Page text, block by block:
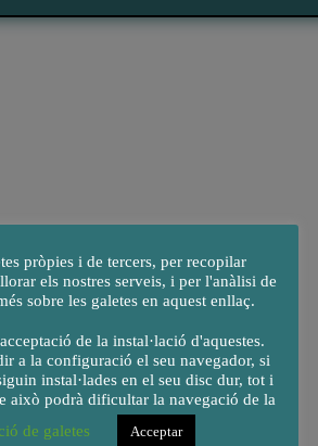
pròpies i de tercers, per recopilar
els nostres serveis, i per l'anàlisi de
sobre les galetes en aquest enllaç.
de la instal·lació d'aquestes.
a la configuració el seu navegador, si
instal·lades en el seu disc dur, tot i
això podrà dificultar la navegació de la
de galetes Acceptar